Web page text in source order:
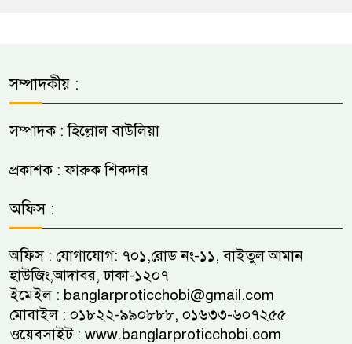
সম্পাদকীয় :
সম্পাদক : হিল্লোল বাউলিয়া
প্রকাশক : ফারুক শিকদার
অফিস :
অফিস : যোগাযোগ: ৭০১,রোড নং-১১, বাইতুল আমান
হাউজিং,আদাবর, ঢাকা-১২০৭
ইমেইল : banglarproticchobi@gmail.com
মোবাইল : ০১৮২২-৯৯০৮৮৮, ০১৬৩৩-৬০৭২৫৫
ওয়েবসাইট : www.banglarproticchobi.com